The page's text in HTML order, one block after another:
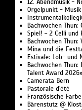
12. Abendmusik -
Orgelpunkt -
Bachwochen
Spiel! - 2 Celli und
Bachwochen
Mina und die
Estivale: Lob- und
Bachwochen
Talent Award 2026»
Camerata Bern
Pastorale d'été
Französische
Bärenstutz @